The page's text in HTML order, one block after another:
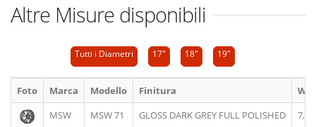
Altre Misure disponibili
Tutti i Diametri 17" 18" 19"
Foto Marca Modello Finitura
MSW
MSW 71 GLOSS DARK GREY FULL POLISHED 7,5J